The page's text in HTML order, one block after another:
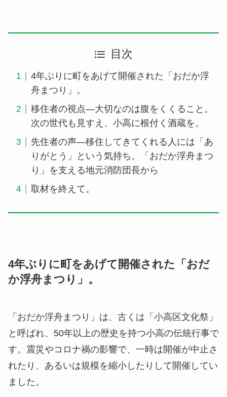
目次
4年ぶりに町をあげて開催された「おだか浮
舟まつり」。
移住者の視点―大切なのは腹をくくること。
次の世代も見すえ、小高に根付く酒蔵を。
先住者の声―移住してきてくれる人には「あ
りがとう」という気持ち。「おだか浮舟まつ
り」を支える地元消防団長から
取材を終えて。
4年ぶりに町をあげて開催された「おだ
か浮舟まつり」。
「おだか浮舟まつり」は、古くは「小高区文化祭」
と呼ばれ、50年以上の歴史を持つ小高の伝統行事で
す。震災やコロナ禍の影響で、一時は開催が中止さ
れたり、あるいは規模を縮小したりして開催してい
ました。